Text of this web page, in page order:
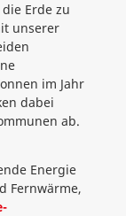
Erde zu
unserer
im Jahr
dabei
ab.
Energie
Fernwärme,